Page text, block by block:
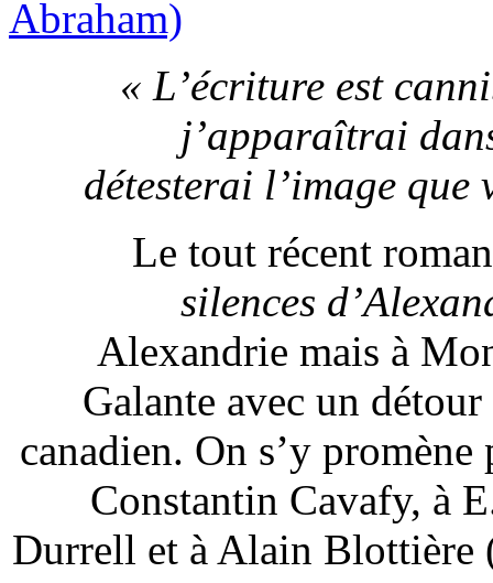
« L’écriture est
j’apparaîtrai
détesterai l’image que
Le tout récent
silences
Alexandrie mais à
Galante avec un
canadien. On s’y
Constantin Cavafy, à
Durrell et à Alain Blottière